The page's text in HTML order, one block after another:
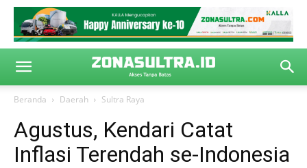
Beranda Daerah Sultra Raya
Agustus, Kendari Catat
Inflasi Terendah se-Indonesia